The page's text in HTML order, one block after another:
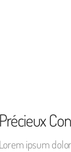
Précieux
Lorem ipsum